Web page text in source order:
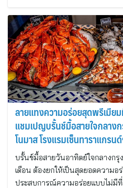
ลายแทงความอร่อยสุดพรีเมีย
แชมเปญบรั้นช์มื้อสายใจกลาง
โนมาส โรงแรมเซ็นทาราแกรน
บรั้นช์มื้อสายวันอาทิตย์ใจกลางก
เดือน ต้องยกให้เป็นสุดยอดความ
ประสบการณ์ความอร่อยแบบไม่มี